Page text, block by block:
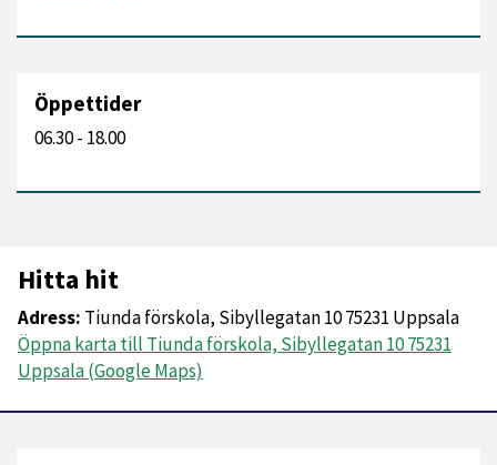
Öppettider
06.30 - 18.00
Hitta hit
Adress: Tiunda förskola, Sibyllegatan 10 75231 Uppsala
Öppna karta till Tiunda förskola, Sibyllegatan 10 75231
Uppsala (Google Maps)